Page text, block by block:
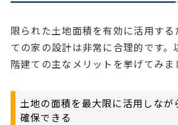
限られた土地面積を有効に活用す
ての家の設計は非常に合理的です。
階建ての主なメリットを挙げてみま
土地の面積を最大限に活用しなが
確保できる